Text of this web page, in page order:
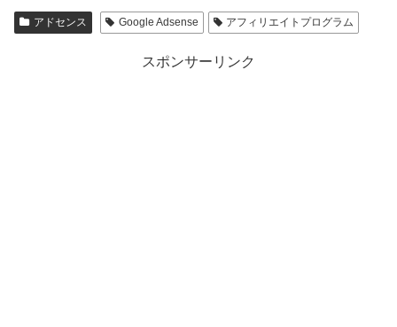
アドセンス Google Adsense アフィリエイトプログラム
スポンサーリンク